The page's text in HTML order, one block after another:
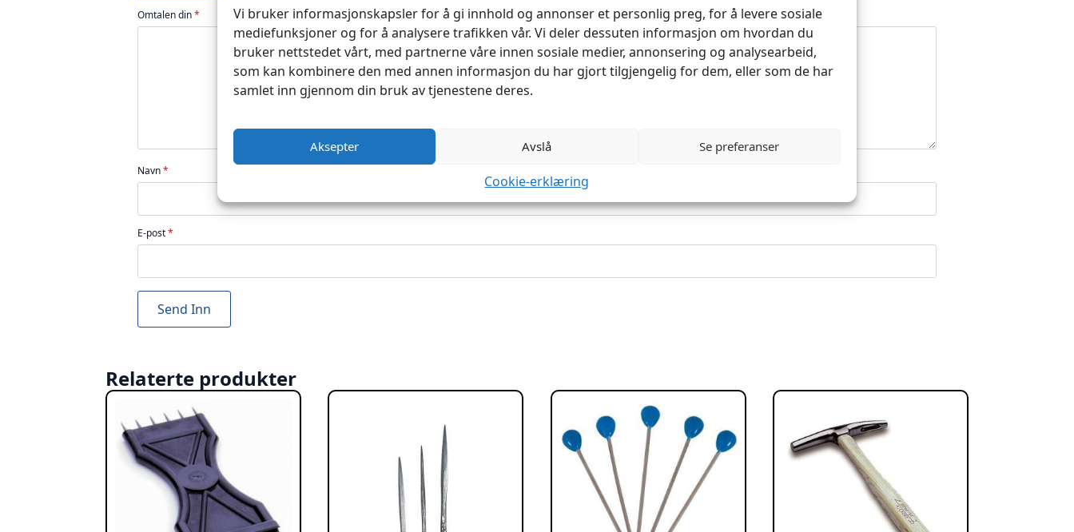
Vi bruker informasjonskapsler for å gi innhold og annonser et personlig preg, for å levere sosiale
mediefunksjoner og for å analysere trafikken vår. Vi deler dessuten informasjon om hvordan du
bruker nettstedet vårt, med partnerne våre innen sosiale medier, annonsering og analysearbeid,
som kan kombinere den med annen informasjon du har gjort tilgjengelig for dem, eller som de har
samlet inn gjennom din bruk av tjenestene deres.
Aksepter Avslå Se preferanser
Cookie-erklæring
av
5
av
5
av
5
av
5
stjerner
5
stjerner
Omtalen din*
Navn*
E-post*
Relaterte produkter